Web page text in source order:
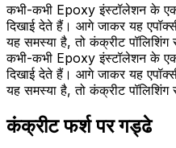
कभी-कभी Epoxy इंस्टॉलेशन के
दिखाई देते हैं। आगे जाकर यह
यह समस्या है, तो कंक्रीट
कभी-कभी Epoxy इंस्टॉलेशन के
दिखाई देते हैं। आगे जाकर यह
यह समस्या है, तो कंक्रीट
कंक्रीट फर्श पर गड्ढे